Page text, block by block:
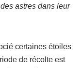
astres dans leur
certaines étoiles
de récolte est